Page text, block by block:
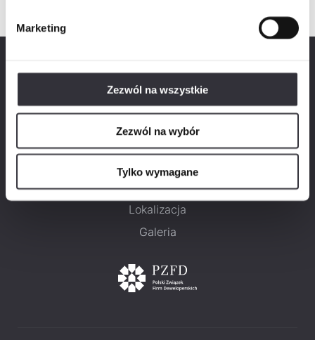
Marketing
Zezwól na wszystkie
Zezwól na wybór
Tylko wymagane
Mieszkania
O projekcie
Lokalizacja
Galeria